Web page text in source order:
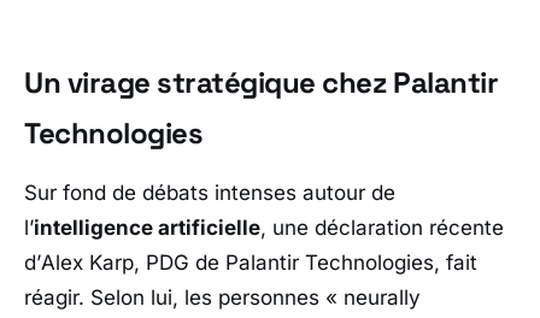
Un virage stratégique chezPalantir
Technologies
Sur fond de débats intenses autour de
l’intelligence artificielle, une déclaration récente
d’Alex Karp, PDG de Palantir Technologies, fait
réagir. Selon lui, les personnes « neurally